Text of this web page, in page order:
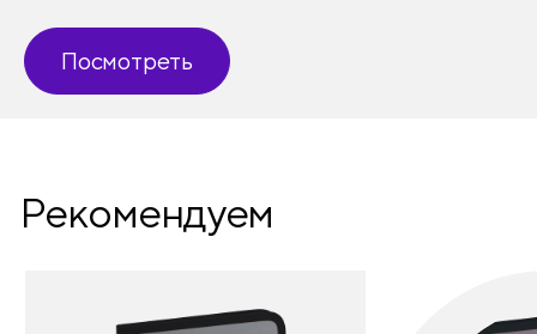
Посмотреть
Рекомендуем